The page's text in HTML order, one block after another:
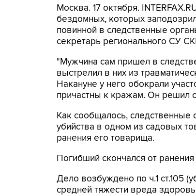
Москва. 17 октября.
бездомных, которых
повинной в следственные
секретарь регионального СУ
"Мужчина сам пришел в
выстрелил в них из
Накануне у него обокрали
причастны к кражам. Он решил
Как сообщалось, следственные
убийства в одном из садовых
ранения его товарища.
Погибший скончался от
Дело возбуждено по ч.1 ст.105
средней тяжести вреда